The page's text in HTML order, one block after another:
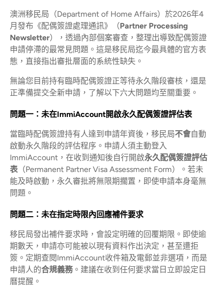
澳洲移民局（Department of Home Affairs）於2026年4
月發布《配偶簽證處理通訊》（Partner Processing
Newsletter），透過內部個案審查，整理出導致配偶簽證
申請停滯的最常見問題。這是移民局迄今最具體的官方表
態，直接指出審批層面的系統性缺失。
無論您目前持有臨時配偶簽證正等待永久階段審核，還是
正準備提交全新申請，了解以下六大問題均至關重要。
問題一：未在ImmiAccount開啟永久配偶簽證評估表
當臨時配偶簽證持有人達到申請年資後，移民局不會自動
啟動永久階段的評估程序。申請人須主動登入
ImmiAccount，在收到通知後自行開啟永久配偶簽證評估
表 （Permanent Partner Visa Assessment Form）。若未
能及時啟動，永久審批將無限期擱置，即使申請本身毫無
問題。
問題二：未在指定時限內回應補件要求
移民局發出補件要求時，會設定明確的回覆期限。即使逾
期數天，申請亦可能被以現有資料作出決定，甚至遭拒
簽。定期查閱ImmiAccount收件箱及電郵並非選項，而是
申請人的合規義務 。建議在收到任何要求當日立即設定日
曆提醒。